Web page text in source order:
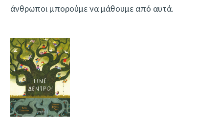
άνθρωποι μπορούμε να μάθουμε από αυτά.